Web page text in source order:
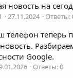
новость на
27.11.2024
Ответы:
телефон теперь
Google.
Ответы: 0